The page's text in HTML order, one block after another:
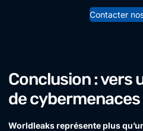
Contacter
Conclusion : vers
de cybermenaces
Worldleaks représente plus